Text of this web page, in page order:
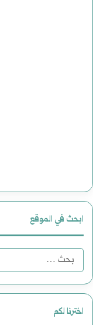
ابحث في الموقع
اخترنا لكم